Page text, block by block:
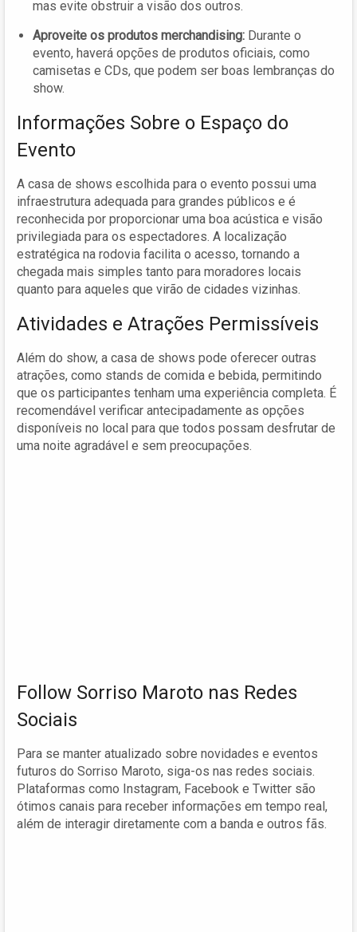
mas evite obstruir a visão dos outros.
Aproveite os produtos merchandising: Durante o
evento, haverá opções de produtos oficiais, como
camisetas e CDs, que podem ser boas lembranças do
show.
Informações Sobre o Espaço do
Evento
A casa de shows escolhida para o evento possui uma
infraestrutura adequada para grandes públicos e é
reconhecida por proporcionar uma boa acústica e visão
privilegiada para os espectadores. A localização
estratégica na rodovia facilita o acesso, tornando a
chegada mais simples tanto para moradores locais
quanto para aqueles que virão de cidades vizinhas.
Atividades e Atrações Permissíveis
Além do show, a casa de shows pode oferecer outras
atrações, como stands de comida e bebida, permitindo
que os participantes tenham uma experiência completa. É
recomendável verificar antecipadamente as opções
disponíveis no local para que todos possam desfrutar de
uma noite agradável e sem preocupações.
Follow Sorriso Maroto nas Redes
Sociais
Para se manter atualizado sobre novidades e eventos
futuros do Sorriso Maroto, siga-os nas redes sociais.
Plataformas como Instagram, Facebook e Twitter são
ótimos canais para receber informações em tempo real,
além de interagir diretamente com a banda e outros fãs.